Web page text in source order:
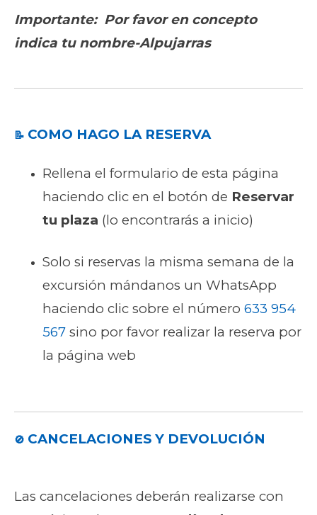
Importante: Por favor en concepto
indica tu nombre-Alpujarras
📝 COMO HAGO LA RESERVA
Rellena el formulario de esta página
haciendo clic en el botón de Reservar
tu plaza (lo encontrarás a inicio)
Solo si reservas la misma semana de la
excursión mándanos un WhatsApp
haciendo clic sobre el número 633 954
567 sino por favor realizar la reserva por
la página web
🚫 CANCELACIONES Y DEVOLUCIÓN
Las cancelaciones deberán realizarse con